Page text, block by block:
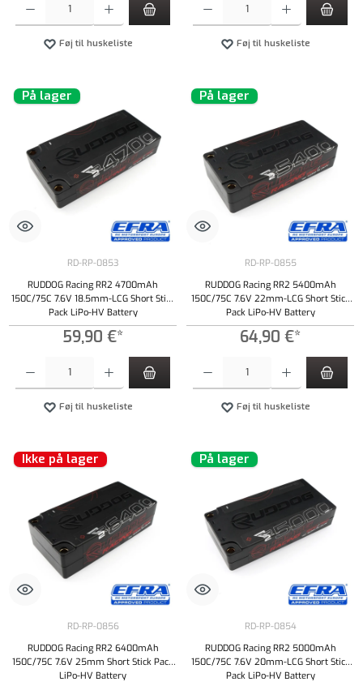
Føj til huskeliste Føj til huskeliste
På lager
RD-RP-0853
RUDDOG Racing RR2 4700mAh
150C/75C 7.6V 18.5mm-LCG Short Stick
Pack LiPo-HV Battery
59,90 €*
Føj til huskeliste
På lager
RD-RP-0855
RUDDOG Racing RR2 5400mAh
150C/75C 7.6V 22mm-LCG Short Stick
Pack LiPo-HV Battery
64,90 €*
Føj til huskeliste
Ikke på lager
RD-RP-0856
RUDDOG Racing RR2 6400mAh
150C/75C 7.6V 25mm Short Stick Pack
LiPo-HV Battery
På lager
RD-RP-0854
RUDDOG Racing RR2 5000mAh
150C/75C 7.6V 20mm-LCG Short Stick
Pack LiPo-HV Battery